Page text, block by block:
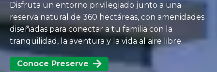
Disfruta un entorno privilegiado junto a una
reserva natural de 360 hectáreas, con amenidades
diseñadas para conectar a tu familia con la
tranquilidad, la aventura y la vida al aire libre.
Conoce Preserve